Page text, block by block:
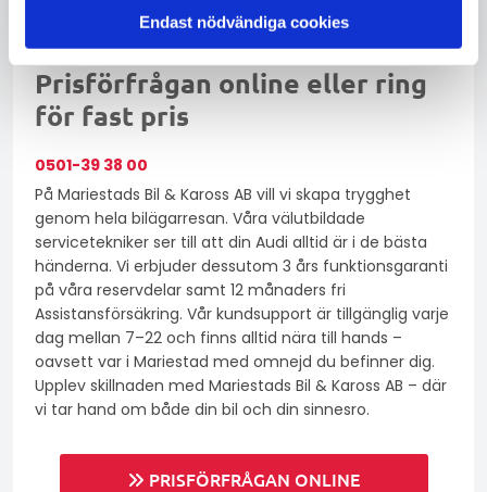
Endast nödvändiga cookies
Prisförfrågan online eller ring
för fast pris
0501-39 38 00
På Mariestads Bil & Kaross AB vill vi skapa trygghet
genom hela bilägarresan. Våra välutbildade
servicetekniker ser till att din Audi alltid är i de bästa
händerna. Vi erbjuder dessutom 3 års funktionsgaranti
på våra reservdelar samt 12 månaders fri
Assistansförsäkring. Vår kundsupport är tillgänglig varje
dag mellan 7–22 och finns alltid nära till hands –
oavsett var i Mariestad med omnejd du befinner dig.
Upplev skillnaden med Mariestads Bil & Kaross AB – där
vi tar hand om både din bil och din sinnesro.
PRISFÖRFRÅGAN ONLINE